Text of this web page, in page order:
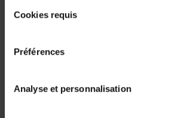
cookies et les options de personnalisation
les détails".
duCookies requis
Préférences
Analyse et personnalisation